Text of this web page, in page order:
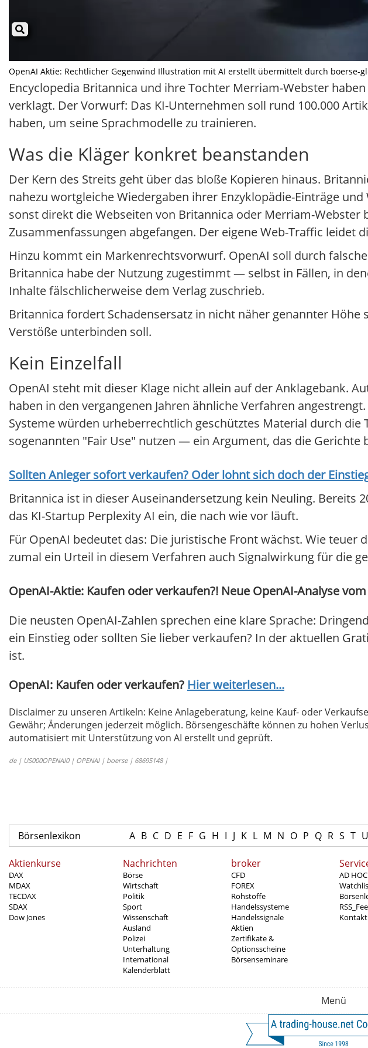
OpenAI Aktie: Rechtlicher Gegenwind Illustration mit AI erstellt übermittelt durch boerse-
Encyclopedia Britannica und ihre Tochter Merriam-Webster
verklagt. Der Vorwurf: Das KI-Unternehmen soll rund 100.000
haben, um seine Sprachmodelle zu trainieren.
Was die Kläger konkret beanstanden
Der Kern des Streits geht über das bloße Kopieren hinaus.
nahezu wortgleiche Wiedergaben ihrer Enzyklopädie-Einträge
sonst direkt die Webseiten von Britannica oder Merriam-
Zusammenfassungen abgefangen. Der eigene Web-Traffic leidet
Hinzu kommt ein Markenrechtsvorwurf. OpenAI soll durch
Britannica habe der Nutzung zugestimmt — selbst in Fällen, in
Inhalte fälschlicherweise dem Verlag zuschrieb.
Britannica fordert Schadensersatz in nicht näher genannter
Verstöße unterbinden soll.
Kein Einzelfall
OpenAI steht mit dieser Klage nicht allein auf der Anklagebank.
haben in den vergangenen Jahren ähnliche Verfahren
Systeme würden urheberrechtlich geschütztes Material durch
sogenannten "Fair Use" nutzen — ein Argument, das die Gerichte
Sollten Anleger sofort verkaufen? Oder lohnt sich doch der
Britannica ist in dieser Auseinandersetzung kein Neuling. Bereits
das KI-Startup Perplexity AI ein, die nach wie vor läuft.
Für OpenAI bedeutet das: Die juristische Front wächst. Wie
zumal ein Urteil in diesem Verfahren auch Signalwirkung für die
OpenAI-Aktie: Kaufen oder verkaufen?! Neue OpenAI-Analyse
Die neusten OpenAI-Zahlen sprechen eine klare Sprache:
ein Einstieg oder sollten Sie lieber verkaufen? In der aktuellen
ist.
OpenAI: Kaufen oder verkaufen? Hier weiterlesen...
Disclaimer zu unseren Artikeln: Keine Anlageberatung, keine Kauf- oder
Gewähr; Änderungen jederzeit möglich. Börsengeschäfte können zu hohen
automatisiert mit Unterstützung von AI erstellt und geprüft.
de | US000OPENAI0 | OPENAI | boerse | 68695148 |
Börsenlexikon A B C D E F G H I J K L M N O P Q R S T U
Aktienkurse
DAX
MDAX
TECDAX
SDAX
Dow Jones
Nachrichten
Börse
Wirtschaft
Politik
Sport
Wissenschaft
Ausland
Polizei
Unterhaltung
International
Kalenderblatt
broker
CFD
FOREX
Rohstoffe
Handelssysteme
Handelssignale
Aktien
Zertifikate &
Optionsscheine
Börsenseminare
AD
Kontakt
Menü